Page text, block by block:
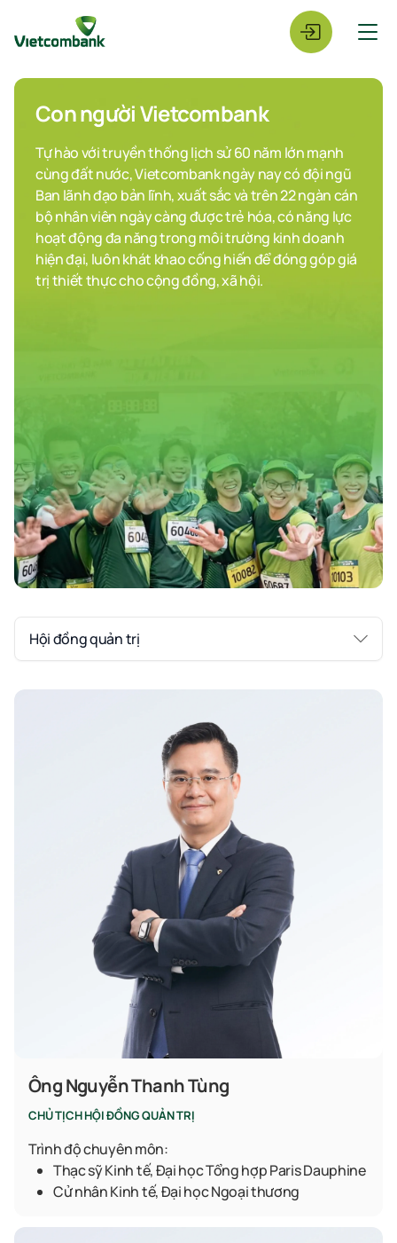
Con người Vietcombank
Tự hào với truyền thống lịch sử 60 năm lớn mạnh
cùng đất nước, Vietcombank ngày nay có đội ngũ
Ban lãnh đạo bản lĩnh, xuất sắc và trên 22 ngàn cán
bộ nhân viên ngày càng được trẻ hóa, có năng lực
hoạt động đa năng trong môi trường kinh doanh
hiện đại, luôn khát khao cống hiến để đóng góp giá
trị thiết thực cho cộng đồng, xã hội.
Hội đồng quản trị
Ông Nguyễn Thanh Tùng
CHỦ TỊCH HỘI ĐỒNG QUẢN TRỊ
Trình độ chuyên môn:
Thạc sỹ Kinh tế, Đại học Tổng hợp Paris Dauphine
Cử nhân Kinh tế, Đại học Ngoại thương